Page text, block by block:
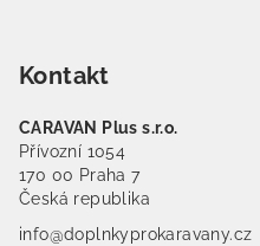
Kontakt
CARAVAN Plus s.r.o.
Přívozní 1054
170 00 Praha 7
Česká republika
info@doplnkyprokaravany.cz